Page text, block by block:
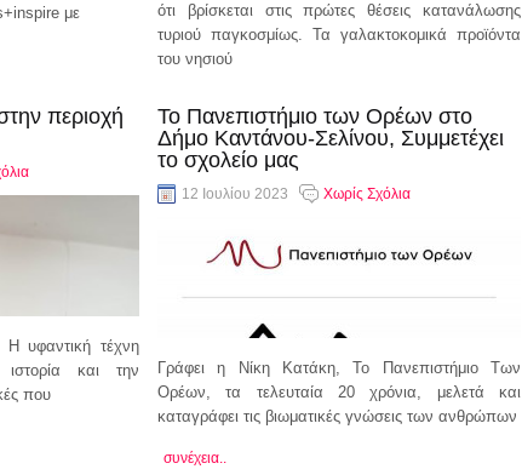
με
ότι βρίσκεται στις πρώτες θέσεις κατανάλωσης
τυριού παγκοσμίως. Τα γαλακτοκομικά προϊόντα
του νησιού
περιοχή
Η υφαντική τέχνη
και την
που
Το Πανεπιστήμιο των Ορέων στο
Δήμο Καντάνου-Σελίνου, Συμμετέχει
το σχολείο μας
12 Ιουλίου 2023 Χωρίς Σχόλια
Γράφει η Νίκη Κατάκη, Το Πανεπιστήμιο Των
Ορέων, τα τελευταία 20 χρόνια, μελετά και
καταγράφει τις βιωματικές γνώσεις των ανθρώπων
συνέχεια..